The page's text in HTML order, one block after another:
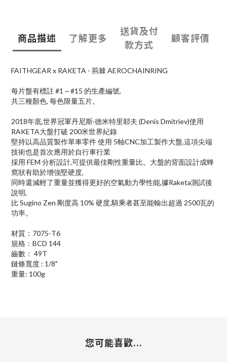
商品描述 了解更多
送貨及付
款方式
顧客評價
FAITHGEAR x RAKETA - 荊棘 AEROCHAINRING
每片盤有標註 #1 ~ #15 的生產編號,
共三種顏色, 每色限量五片。
2018年底,世界冠軍丹尼斯·德米特里耶夫 (Denis Dmitriev)使用
RAKETA大盤打破 200米世界紀錄
堅持以高品質製作單車零件 使用 5軸CNC加工製作大盤,這項尖端
技術也是首次應用於自行車行業
採用 FEM 分析設計,可提供最佳剛性重量比。大盤的背面設計成蜂
窩狀有助於增強堅硬度,
同時還減輕了重量並獲得更好的空氣動力學性能,據Raketa測試後
說明,
比 Sugino Zen 剛度高 10% 硬度,騎乘者甚至能輸出超過 2500瓦的
功率。
材質：7075-T6
規格：BCD 144
齒數： 49T
鏈條寬度 : 1/8"
重量: 100g
您可能喜歡...